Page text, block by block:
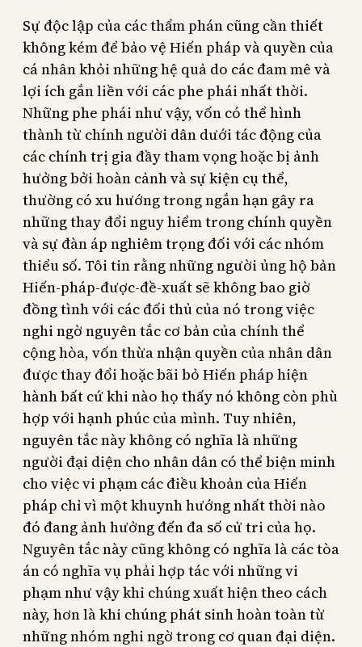
Sự độc lập của các thẩm phán cũng cần thiết
không kém để bảo vệ Hiến pháp và quyền của
cá nhân khỏi những hệ quả do các đam mê và
lợi ích gắn liền với các phe phái nhất thời.
Những phe phái như vậy, vốn có thể hình
thành từ chính người dân dưới tác động của
các chính trị gia đầy tham vọng hoặc bị ảnh
hưởng bởi hoàn cảnh và sự kiện cụ thể,
thường có xu hướng trong ngắn hạn gây ra
những thay đổi nguy hiểm trong chính quyền
và sự đàn áp nghiêm trọng đối với các nhóm
thiểu số. Tôi tin rằng những người ủng hộ bản
Hiến-pháp-được-đề-xuất sẽ không bao giờ
đồng tình với các đối thủ của nó trong việc
nghi ngờ nguyên tắc cơ bản của chính thể
cộng hòa, vốn thừa nhận quyền của nhân dân
được thay đổi hoặc bãi bỏ Hiến pháp hiện
hành bất cứ khi nào họ thấy nó không còn phù
hợp với hạnh phúc của mình. Tuy nhiên,
nguyên tắc này không có nghĩa là những
người đại diện cho nhân dân có thể biện minh
cho việc vi phạm các điều khoản của Hiến
pháp chỉ vì một khuynh hướng nhất thời nào
đó đang ảnh hưởng đến đa số cử tri của họ.
Nguyên tắc này cũng không có nghĩa là các tòa
án có nghĩa vụ phải hợp tác với những vi
phạm như vậy khi chúng xuất hiện theo cách
này, hơn là khi chúng phát sinh hoàn toàn từ
những nhóm nghi ngờ trong cơ quan đại diện.